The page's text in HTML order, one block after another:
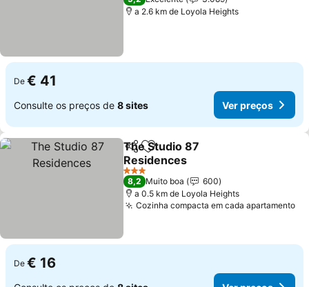
a 2.6 km de Loyola Heights
De € 41
Consulte os preços de 8 sites Ver preços
PartilharAdicionar aos favoritos
The Studio 87
Residences
Ver preços
3 Estrelas
8,2 Muito boa
600
a 0.5 km de Loyola Heights
Cozinha compacta em cada apartamento
De € 16